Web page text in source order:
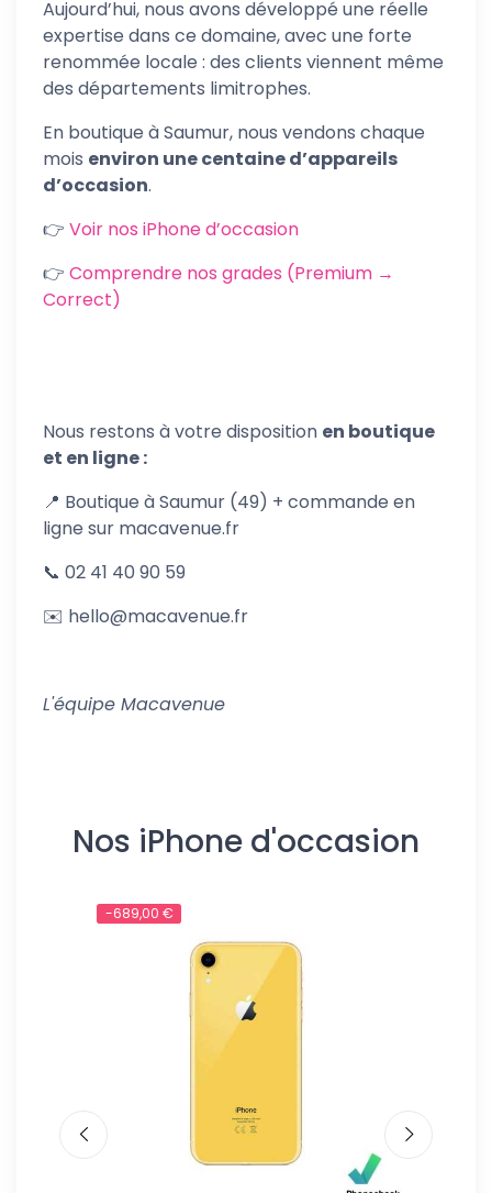
Aujourd’hui, nous avons développé une réelle
expertise dans ce domaine, avec une forte
renommée locale : des clients viennent même
des départements limitrophes.
En boutique à Saumur, nous vendons chaque
mois environ une centaine d’appareils
d’occasion.
👉 Voir nos iPhone d’occasion
👉 Comprendre nos grades (Premium →
Correct)
Nous restons à votre disposition en boutique
et en ligne :
📍 Boutique à Saumur (49) + commande en
ligne sur macavenue.fr
📞 02 41 40 90 59
✉️ hello@macavenue.fr
L'équipe Macavenue
Nos iPhone d'occasion
-689,00 €